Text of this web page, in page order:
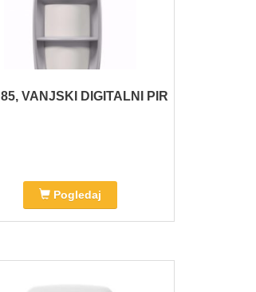
VANJSKI DIGITALNI PIR
Pogledaj